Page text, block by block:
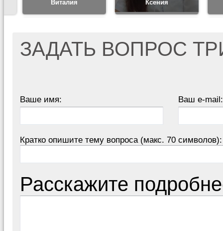
Виталия
Ксения
ЗАДАТЬ ВОПРОС
Ваше имя: Ваш e-mail:
Кратко опишите тему вопроса (макс. 70 символов):
Расскажите